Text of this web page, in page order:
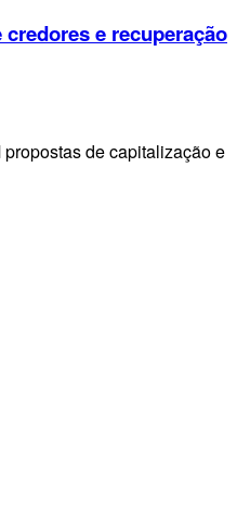
e recuperação
de capitalização e